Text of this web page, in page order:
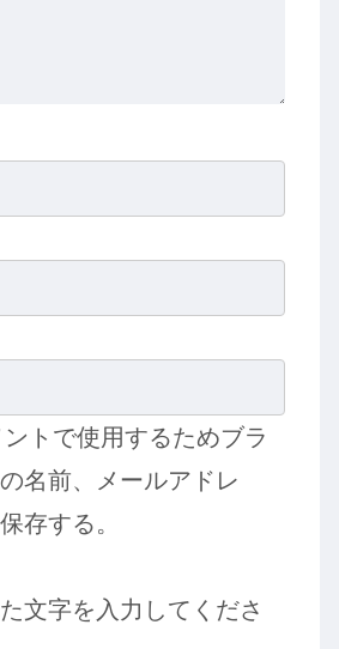
トで使用するためブラ
名前、メールアドレ
存する。
文字を入力してくださ